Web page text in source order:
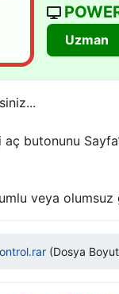
Uzman
aç butonunu
veya olumsuz
(Dosya